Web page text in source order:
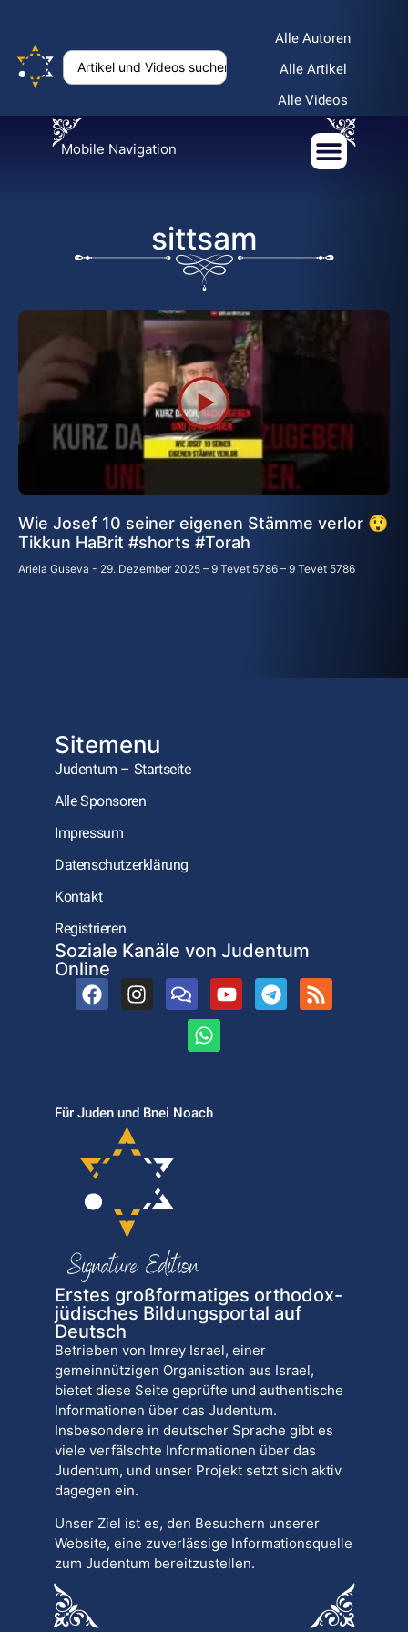
Alle Autoren
Alle Artikel
Alle Videos
Mobile Navigation
sittsam
Wie Josef 10 seiner eigenen Stämme verlor 😲
Tikkun HaBrit #shorts #Torah
Ariela Guseva 29. Dezember 2025 – 9 Tevet 5786 – 9 Tevet 5786
Sitemenu
Judentum – Startseite
Alle Sponsoren
Impressum
Datenschutzerklärung
Kontakt
Registrieren
Soziale Kanäle von Judentum
Online
Für Juden und Bnei Noach
Erstes großformatiges orthodox-
jüdisches Bildungsportal auf
Deutsch
Betrieben von Imrey Israel, einer
gemeinnützigen Organisation aus Israel,
bietet diese Seite geprüfte und authentische
Informationen über das Judentum.
Insbesondere in deutscher Sprache gibt es
viele verfälschte Informationen über das
Judentum, und unser Projekt setzt sich aktiv
dagegen ein.
Unser Ziel ist es, den Besuchern unserer
Website, eine zuverlässige Informationsquelle
zum Judentum bereitzustellen.